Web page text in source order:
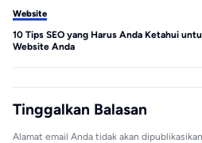
Website
10 Tips SEO yang Harus Anda Ketahui
Website Anda
Tinggalkan Balasan
Alamat email Anda tidak akan dipublikasikan.